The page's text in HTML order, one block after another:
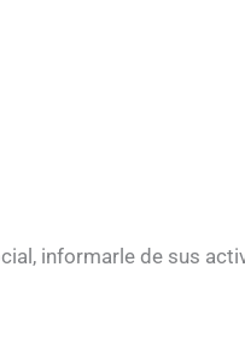
informarle de sus